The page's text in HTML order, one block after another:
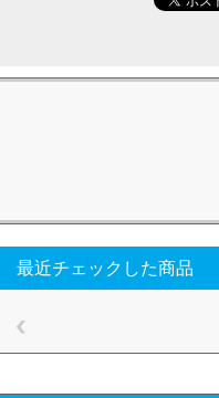
最近チェックした商品